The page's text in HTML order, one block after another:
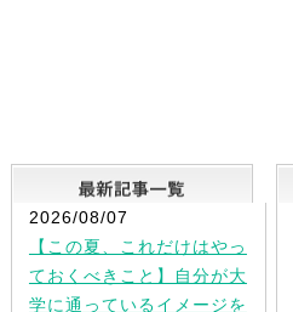
2026/08/07
【この夏、これだけはやっ
ておくべきこと】自分が大
学に通っているイメージを